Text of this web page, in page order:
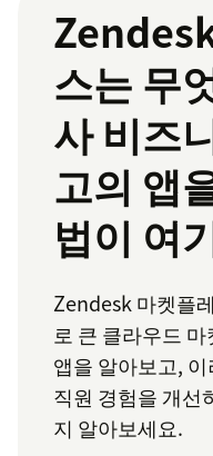
스는 무
사 비즈
고의 앱
법이 여
Zendesk 마켓플
로 큰 클라우드
앱을 알아보고,
직원 경험을 개선
지 알아보세요.